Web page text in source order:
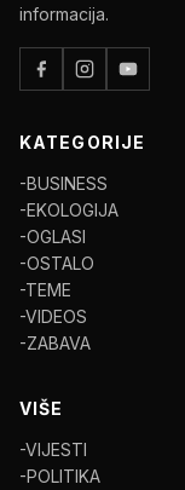
informacija.
KATEGORIJE
-BUSINESS
-EKOLOGIJA
-OGLASI
-OSTALO
-TEME
-VIDEOS
-ZABAVA
VIŠE
-VIJESTI
-POLITIKA